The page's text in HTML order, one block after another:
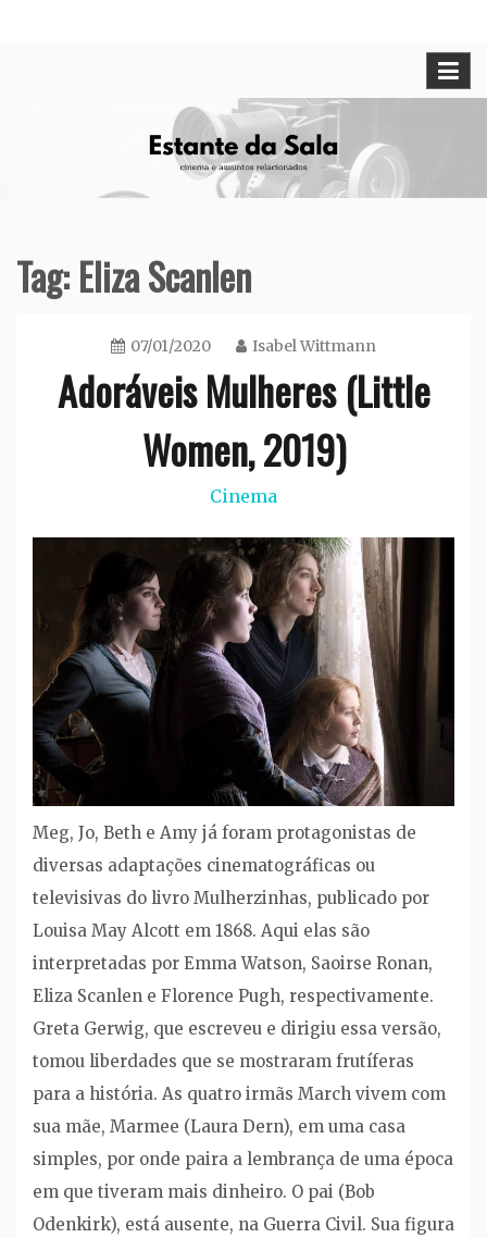
Tag:Eliza Scanlen
07/01/2020 Isabel Wittmann
Adoráveis Mulheres (Little
Women, 2019)
Cinema
Meg, Jo, Beth e Amy já foram protagonistas de
diversas adaptações cinematográficas ou
televisivas do livro Mulherzinhas, publicado por
Louisa May Alcott em 1868. Aqui elas são
interpretadas por Emma Watson, Saoirse Ronan,
Eliza Scanlen e Florence Pugh, respectivamente.
Greta Gerwig, que escreveu e dirigiu essa versão,
tomou liberdades que se mostraram frutíferas
para a história. As quatro irmãs March vivem com
sua mãe, Marmee (Laura Dern), em uma casa
simples, por onde paira a lembrança de uma época
em que tiveram mais dinheiro. O pai (Bob
Odenkirk), está ausente, na Guerra Civil. Sua figura